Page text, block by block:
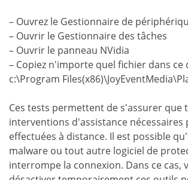
– Ouvrez le Gestionnaire de
– Ouvrir le Gestionnaire des tâches
– Ouvrir le panneau NVidia
– Copiez n'importe quel fichier dans ce
c:\Program Files
Ces tests permettent de s'assurer que
interventions d'assistance nécessaires
effectuées à distance. Il est possible
malware ou tout autre logiciel de
interrompe la connexion. Dans ce cas,